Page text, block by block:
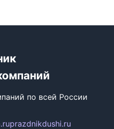
по всей России
prazdnikdushi.ru